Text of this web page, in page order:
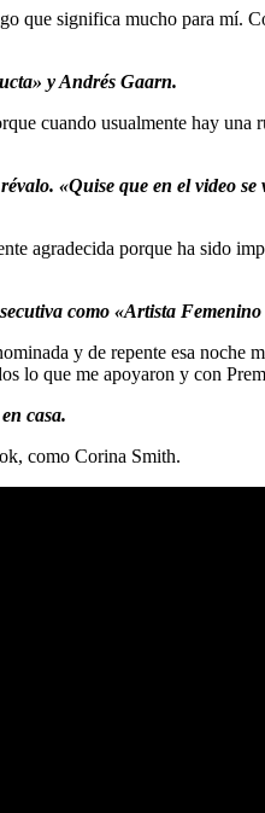
que significa mucho para mí.
y Andrés Gaarn.
cuando usualmente hay una
«Quise que en el video se
agradecida porque ha sido
como «Artista
y de repente esa noche
lo que me apoyaron y con
casa.
como Corina Smith.